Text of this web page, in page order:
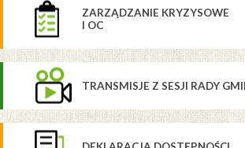
ZARZĄDZANIE KRYZYSOWE
I OC
TRANSMISJE Z SESJI RADY